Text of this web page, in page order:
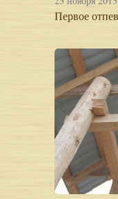
Первое